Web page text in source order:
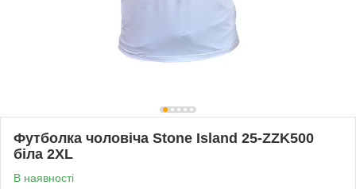
Футболка чоловіча Stone Island 25-ZZK500
біла 2XL
В наявності